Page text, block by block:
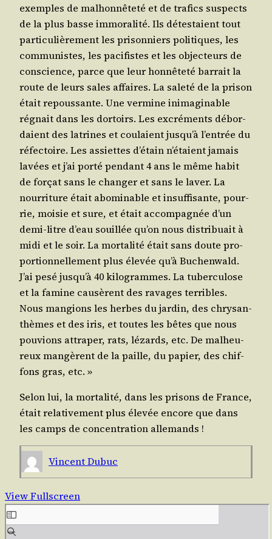
exemples de mal­hon­nê­te­té et de tra­fics sus­pects
de la plus basse immo­ra­li­té. Ils détes­taient tout
par­ti­cu­liè­re­ment les pri­son­niers poli­tiques, les
com­mu­nistes, les paci­fistes et les objec­teurs de
conscience, parce que leur hon­nê­te­té bar­rait la
route de leurs sales affaires. La sale­té de la pri­son
était repous­sante. Une ver­mine inima­gi­nable
régnait dans les dor­toirs. Les excré­ments débor­
daient des latrines et cou­laient jus­qu’à l’en­trée du
réfec­toire. Les assiettes d’é­tain n’é­taient jamais
lavées et j’ai por­té pen­dant 4 ans le même habit
de for­çat sans le chan­ger et sans le laver. La
nour­ri­ture était abo­mi­nable et insuf­fi­sante, pour­
rie, moi­sie et sure, et était accom­pa­gnée d’un
demi-litre d’eau souillée qu’on nous dis­tri­buait à
midi et le soir. La mor­ta­li­té était sans doute pro­
por­tion­nel­le­ment plus éle­vée qu’à Buchen­wald.
J’ai pesé jus­qu’à 40 kilo­grammes. La tuber­cu­lose
et la famine cau­sèrent des ravages ter­ribles.
Nous man­gions les herbes du jar­din, des chry­san­
thèmes et des iris, et toutes les bêtes que nous
pou­vions attra­per, rats, lézards, etc. De mal­heu­
reux man­gèrent de la paille, du papier, des chif­
fons gras, etc. »
Selon lui, la mor­ta­li­té, dans les pri­sons de France,
était rela­ti­ve­ment plus éle­vée encore que dans
les camps de concen­tra­tion allemands !
Vincent Dubuc
View Fullscreen